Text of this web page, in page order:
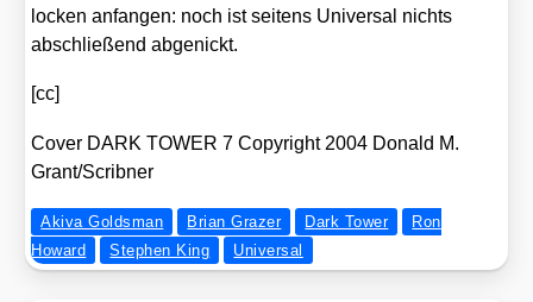
lo­cken anfan­gen: noch ist sei­tens Uni­ver­sal nichts
abschlie­ßend abge­nickt.
[cc]
Cover DARK TOWER 7 Copy­right 2004 Donald M.
Grant/​Scribner
Akiva Goldsman Brian Grazer Dark Tower
Ron
Howard
Stephen King Universal